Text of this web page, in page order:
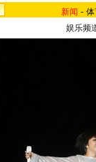
新闻 -
娱乐频